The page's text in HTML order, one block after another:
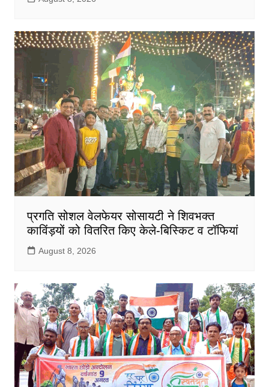
प्रगति सोशल वेलफेयर सोसायटी ने शिवभक्त
काविंड़यों को वितरित किए केले-बिस्किट व टॉफियां
August 8, 2026